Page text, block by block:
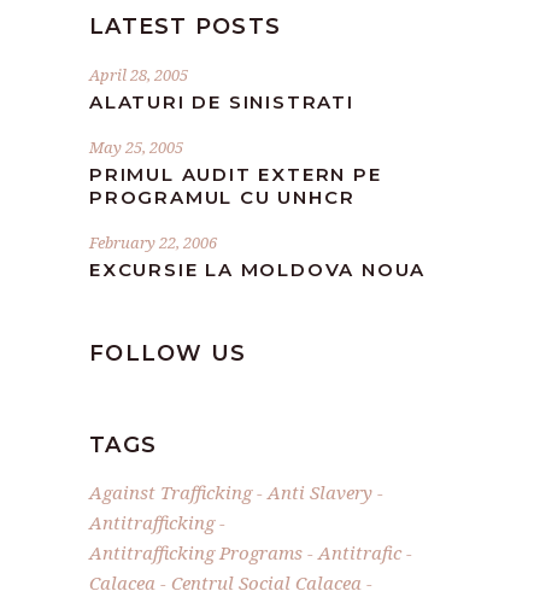
LATEST POSTS
April 28, 2005
ALATURI DE SINISTRATI
May 25, 2005
PRIMUL AUDIT EXTERN PE
PROGRAMUL CU UNHCR
February 22, 2006
EXCURSIE LA MOLDOVA NOUA
FOLLOW US
TAGS
Against Trafficking
Anti Slavery
Antitrafficking
Antitrafficking Programs
Antitrafic
Calacea
Centrul Social Calacea